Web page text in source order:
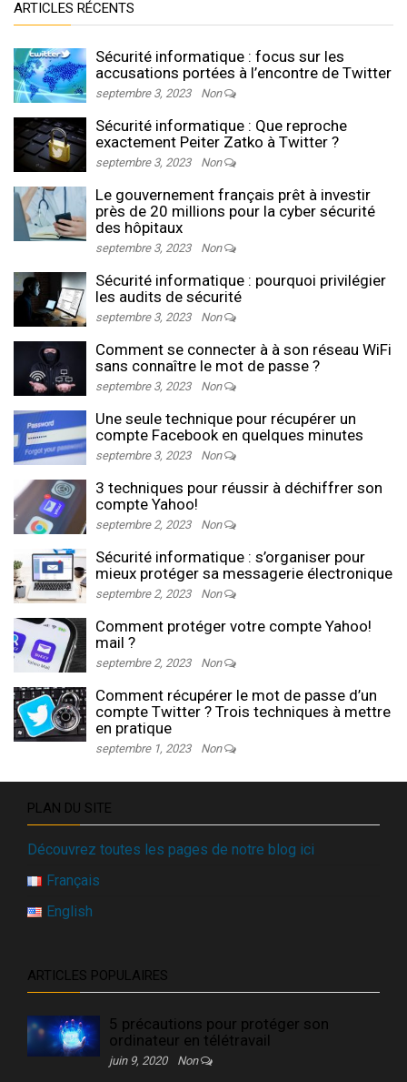
ARTICLES RÉCENTS
Sécurité informatique : focus sur les
accusations portées à l’encontre de Twitter
septembre 3, 2023 Non
Sécurité informatique : Que reproche
exactement Peiter Zatko à Twitter ?
septembre 3, 2023 Non
Le gouvernement français prêt à investir
près de 20 millions pour la cyber sécurité
des hôpitaux
septembre 3, 2023 Non
Sécurité informatique : pourquoi privilégier
les audits de sécurité
septembre 3, 2023 Non
Comment se connecter à à son réseau WiFi
sans connaître le mot de passe ?
septembre 3, 2023 Non
Une seule technique pour récupérer un
compte Facebook en quelques minutes
septembre 3, 2023 Non
3 techniques pour réussir à déchiffrer son
compte Yahoo!
septembre 2, 2023 Non
Sécurité informatique : s’organiser pour
mieux protéger sa messagerie électronique
septembre 2, 2023 Non
Comment protéger votre compte Yahoo!
mail ?
septembre 2, 2023 Non
Comment récupérer le mot de passe d’un
compte Twitter ? Trois techniques à mettre
en pratique
septembre 1, 2023 Non
PLAN DU SITE
Découvrez toutes les pages de notre blog ici
Français
English
ARTICLES POPULAIRES
5 précautions pour protéger son
ordinateur en télétravail
juin 9, 2020 Non